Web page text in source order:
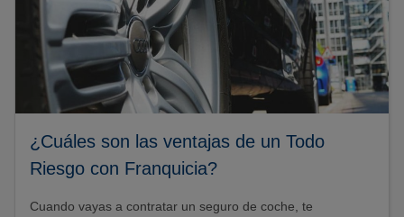
¿Cuáles son las ventajas de un Todo
Riesgo con Franquicia?
Cuando vayas a contratar un seguro de coche, te